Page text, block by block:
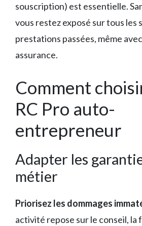
souscription) est essentielle.
vous restez exposé sur tous les
prestations passées, même
assurance.
Comment
RC Pro auto-
entrepreneur
Adapter les
métier
Priorisez les dommages
activité repose sur le conseil, la